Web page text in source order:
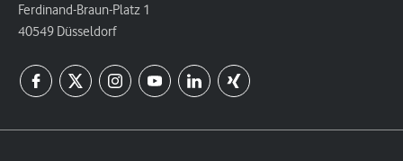
Ferdinand-Braun-Platz 1
40549 Düsseldorf